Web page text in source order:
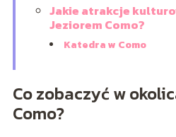
Jakie atrakcje
Jeziorem Como?
Katedra w Como
Co zobaczyć w
Como?